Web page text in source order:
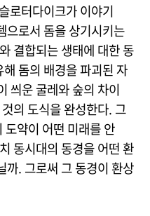
로터다이크가 이야기
으로서 돔을 상기시키는
결합되는 생태에 대한 동
돔의 배경을 파괴된 자
씌운 굴레와 숲의 차이
의 도식을 완성한다. 그
도약이 어떤 미래를 안
동시대의 동경을 어떤 환
까. 그로써 그 동경이 환상